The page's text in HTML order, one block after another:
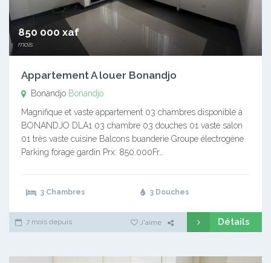
850 000 xaf
mois
Appartement A louer Bonandjo
Bonandjo Bonandjo
Magnifique et vaste appartement 03 chambres disponible à
BONANDJO DLA1 03 chambre 03 douches 01 vaste salon
01 très vaste cuisine Balcons buanderie Groupe électrogène
Parking forage gardin Prx: 850.000Fr…
3 Chambres 3 Douches
7 mois depuis J'aime Détails